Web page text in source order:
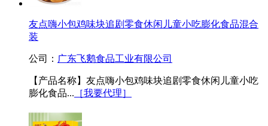
友点嗨小包鸡味块追剧零食休闲儿童小吃膨化食品混合
装
公司： 广东飞鹅食品工业有限公司
【产品名称】友点嗨小包鸡味块追剧零食休闲儿童小吃
膨化食品... ［我要代理］